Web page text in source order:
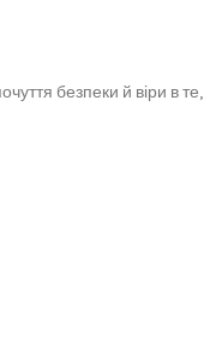
безпеки й віри в те,